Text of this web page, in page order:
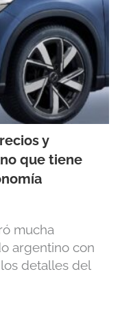
y
que tiene
mucha
argentino con
detalles del